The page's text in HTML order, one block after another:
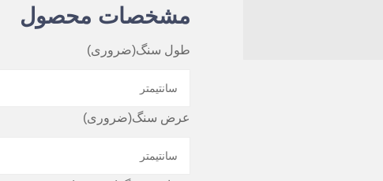
مشخصات محصول
طول سنگ(ضروری)
عرض سنگ(ضروری)